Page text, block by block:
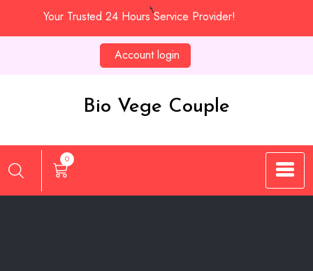
Your Trusted 24 Hours Service Provider!
Account login
Bio Vege Couple
0